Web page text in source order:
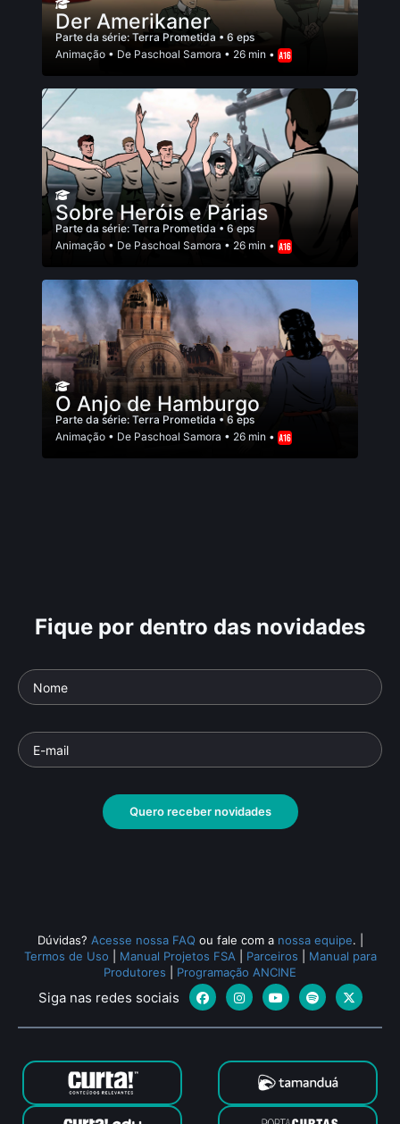
Der Amerikaner
Parte da série: Terra Prometida • 6 eps
Animação • De Paschoal Samora • 26 min •
Sobre Heróis e Párias
Parte da série: Terra Prometida • 6 eps
Animação • De Paschoal Samora • 26 min •
O Anjo de Hamburgo
Parte da série: Terra Prometida • 6 eps
Animação • De Paschoal Samora • 26 min •
Fique por dentro das novidades
Quero receber novidades
Dúvidas? Acesse nossa FAQ ou fale com a nossa equipe.
Termos de Uso
Manual Projetos FSA Parceiros
Manual para
Produtores
Programação ANCINE
Siga nas redes sociais